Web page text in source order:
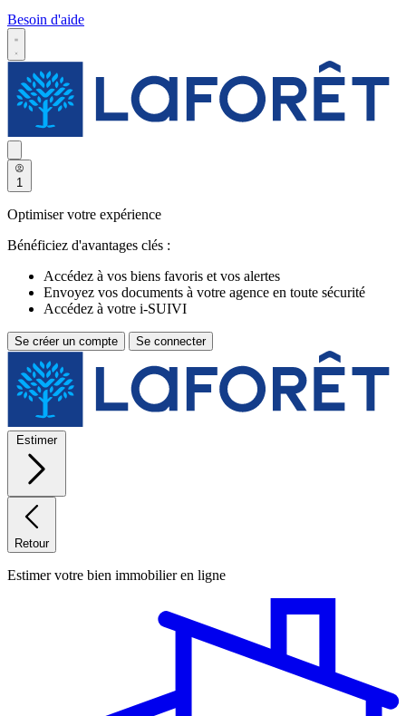
Besoin d'aide
1
Optimiser votre expérience
Bénéficiez d'avantages clés :
Accédez à vos biens favoris et vos alertes
Envoyez vos documents à votre agence en toute sécurité
Accédez à votre i-SUIVI
Se créer un compte Se connecter
Estimer
Retour
Estimer votre bien immobilier en ligne